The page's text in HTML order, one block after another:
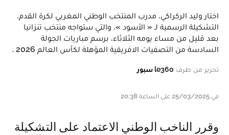
اختار وليد الركراكي، مدرب المنتخب الوطني المغربي لكرة القدم،
التشكيلة الرسمية لـ « الأسود »، والتي ستواجه منتخب تنزانيا
بعد قليل من مساء يومه الثلاثاء، برسم مباريات الجولة
السادسة من التصفيات الافريقية المؤهلة لكأس العالم 2026 .
تحرير من طرف le360 سبور
في 25/03/2025 على الساعة 20:38
وقرر الناخب الوطني الاعتماد على التشكيلة